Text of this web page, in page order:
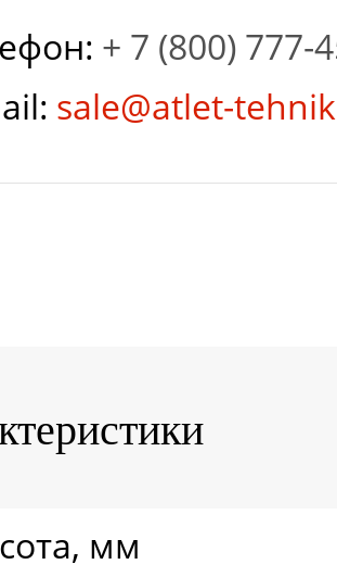
+ 7 (800) 777-
sale@atlet-
мм